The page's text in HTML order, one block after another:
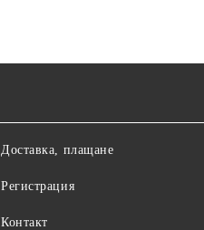
Доставка, плащане
Регистрация
Контакт